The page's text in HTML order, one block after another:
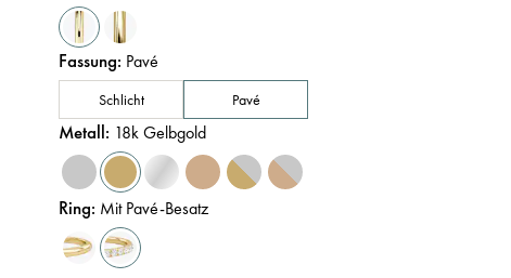
Fassung: Pavé
Schlicht Pavé
Metall: 18k Gelbgold
Ring: Mit Pavé-Besatz